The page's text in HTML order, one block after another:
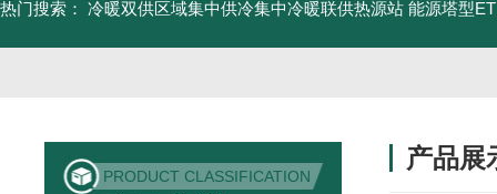
热门搜索： 冷暖双供区域集中供冷集中冷暖联供热源站 能源塔型
PRODUCT CLASSIFICATION
产品展